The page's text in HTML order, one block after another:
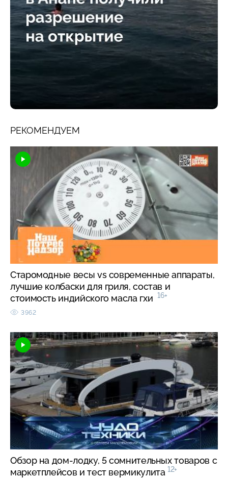
РЕКОМЕНДУЕМ
Старомодные весы vs современные аппараты,
лучшие колбаски для гриля, состав и
стоимость индийского масла гхи 16+
3962
Обзор на дом-лодку, 5 сомнительных товаров с
маркетплейсов и тест вермикулита 12+